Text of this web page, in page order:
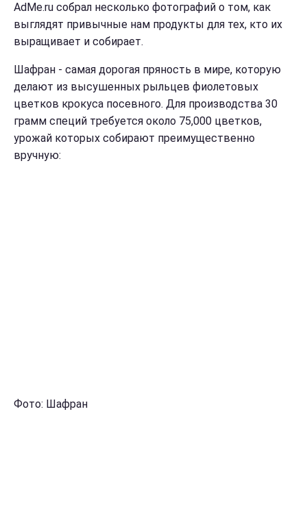
AdMe.ru собрал несколько фотографий о том, как
выглядят привычные нам продукты для тех, кто их
выращивает и собирает.
Шафран - самая дорогая пряность в мире, которую
делают из высушенных рыльцев фиолетовых
цветков крокуса посевного. Для производства 30
грамм специй требуется около 75,000 цветков,
урожай которых собирают преимущественно
вручную:
Фото: Шафран